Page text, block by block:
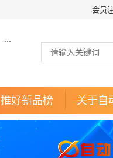
会员
推好新品榜 关于自